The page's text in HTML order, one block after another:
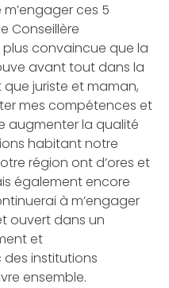
ces 5
Conseillère
convaincue que la
avant tout dans la
juriste et maman,
mes compétences et
augmenter la qualité
habitant notre
région ont d’ores et
également encore
à m’engager
ouvert dans un
et
institutions
ensemble.